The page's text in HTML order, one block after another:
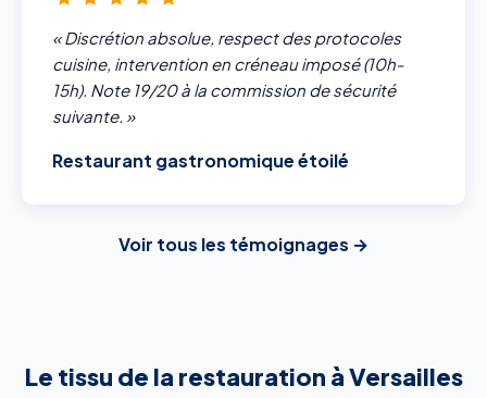
« Discrétion absolue, respect des protocoles
cuisine, intervention en créneau imposé (10h-
15h). Note 19/20 à la commission de sécurité
suivante. »
Restaurant gastronomique étoilé
Voir tous les témoignages →
Le tissu de la restauration à Versailles